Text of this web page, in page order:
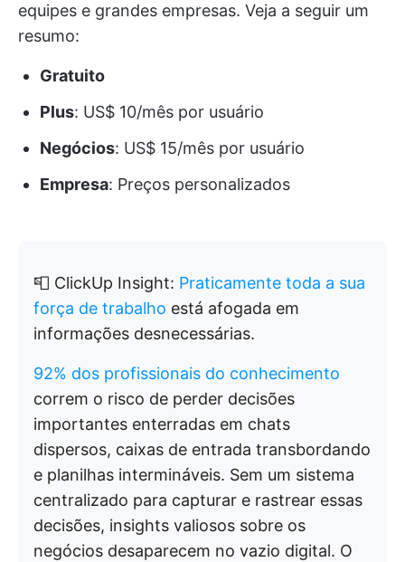
equipes e grandes empresas. Veja a seguir um
resumo:
Gratuito
Plus: US$ 10/mês por usuário
Negócios: US$ 15/mês por usuário
Empresa: Preços personalizados
📮 ClickUp Insight: Praticamente toda a sua
força de trabalho está afogada em
informações desnecessárias.
92% dos profissionais do conhecimento
correm o risco de perder decisões
importantes enterradas em chats
dispersos, caixas de entrada transbordando
e planilhas intermináveis. Sem um sistema
centralizado para capturar e rastrear essas
decisões, insights valiosos sobre os
negócios desaparecem no vazio digital. O